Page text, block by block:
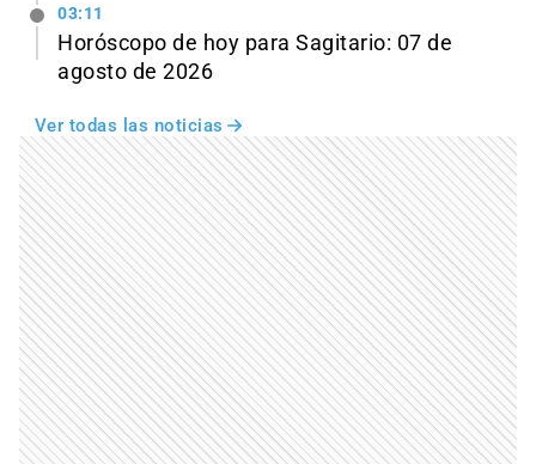
03:11
Horóscopo de hoy para Sagitario: 07 de
agosto de 2026
Ver todas las noticias